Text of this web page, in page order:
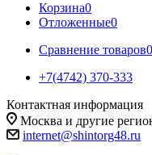
Корзина0
Отложенные0
Сравнение товаров0
+7(4742) 370-333
Контактная информация
Москва и другие
internet@shintorg48.ru